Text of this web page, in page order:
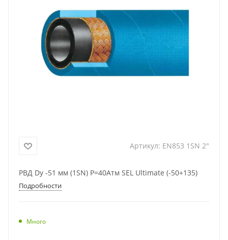
Артикул: EN853 1SN 2"
РВД Dу -51 мм (1SN) Р=40Атм SEL Ultimate (-50+135)
Подробности
Много